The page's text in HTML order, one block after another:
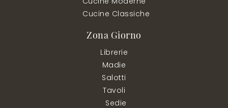
Cucine Classiche
Zona Giorno
Librerie
Madie
Salotti
Tavoli
Sedie